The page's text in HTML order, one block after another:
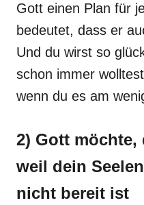
Gott einen Plan für
bedeutet, dass er
Und du wirst so
schon immer
wenn du es am
2) Gott möchte,
weil dein
nicht bereit ist